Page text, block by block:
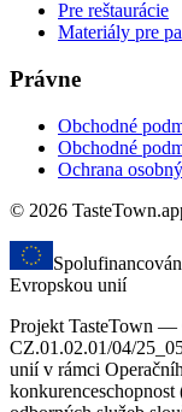
Pre reštaurácie
Materiály pre
Právne
Obchodné
Obchodné
Ochrana
© 2026
Evropskou unií
Projekt TasteTown —
CZ.01.02.01/04/
unií v rámci